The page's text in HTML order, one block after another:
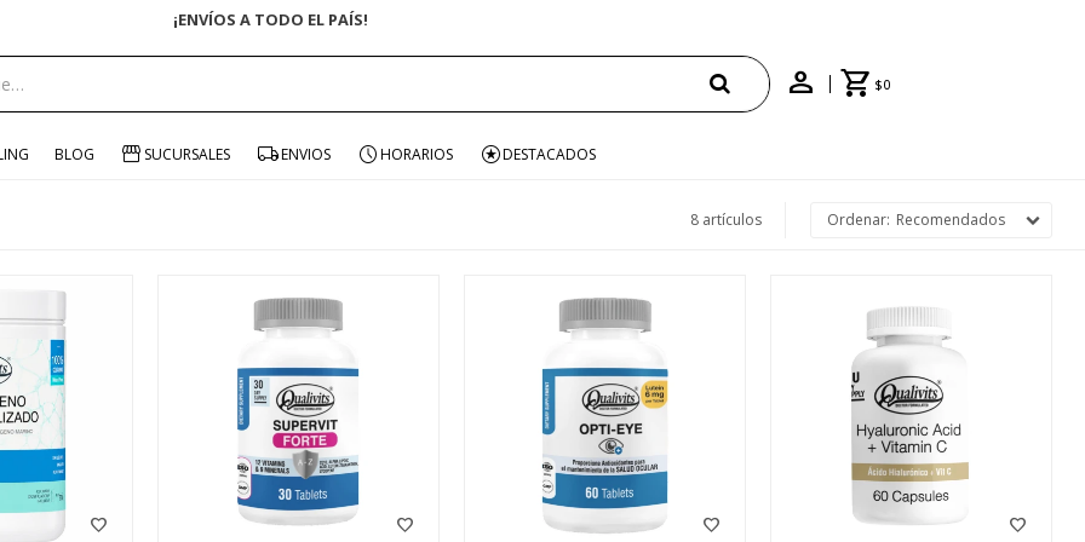
¡ENVÍOS A TODO EL PAÍS!
$0
BLOG SUCURSALES ENVIOS HORARIOS DESTACADOS
8 artículos Recomendados